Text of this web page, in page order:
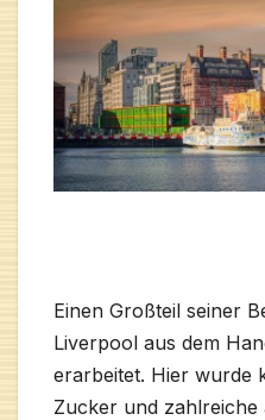
Einen Großteil seiner
Liverpool aus dem
erarbeitet. Hier wurde
Zucker und zahlreiche